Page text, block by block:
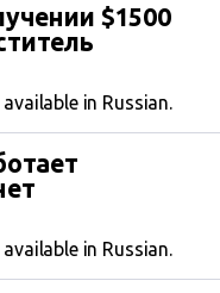
$1500
in Russian.
in Russian.